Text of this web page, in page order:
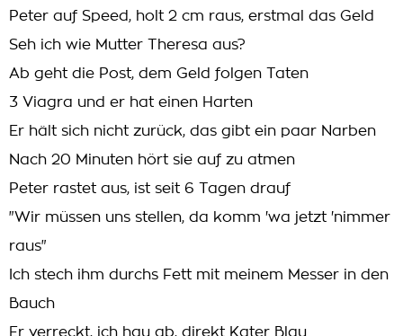
Peter auf Speed, holt 2 cm raus, erstmal das Geld
Seh ich wie Mutter Theresa aus?
Ab geht die Post, dem Geld folgen Taten
3 Viagra und er hat einen Harten
Er hält sich nicht zurück, das gibt ein paar Narben
Nach 20 Minuten hört sie auf zu atmen
Peter rastet aus, ist seit 6 Tagen drauf
"Wir müssen uns stellen, da komm 'wa jetzt 'nimmer
raus"
Ich stech ihm durchs Fett mit meinem Messer in den
Bauch
Er verreckt, ich hau ab, direkt Kater Blau